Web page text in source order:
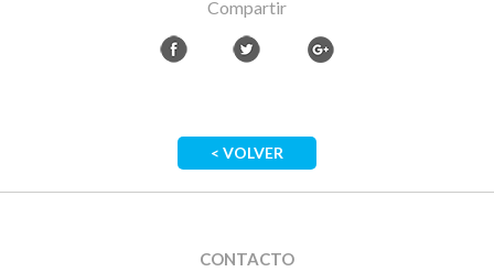
Compartir
< VOLVER
CONTACTO